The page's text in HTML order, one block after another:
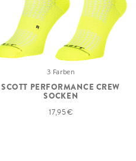
3 Farben
SCOTT PERFORMANCE CREW
SOCKEN
17,95 €